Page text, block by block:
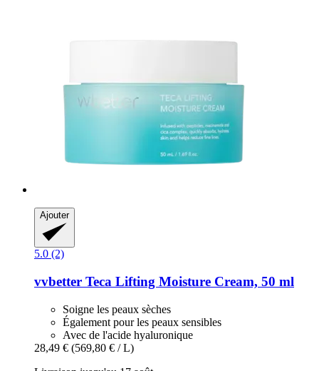
Ajouter
5.0 (2)
vvbetter Teca Lifting Moisture Cream, 50 ml
Soigne les peaux sèches
Également pour les peaux sensibles
Avec de l'acide hyaluronique
28,49 € (569,80 € / L)